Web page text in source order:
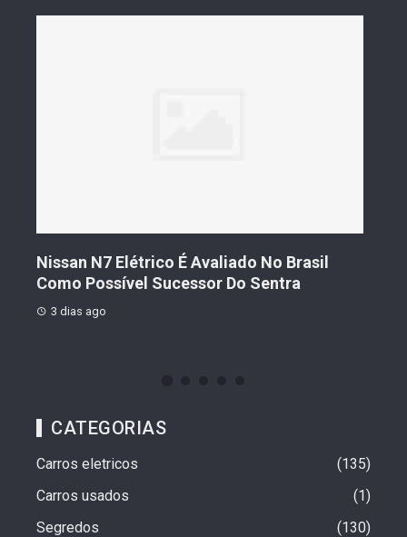
Nissan N7 Elétrico É Avaliado No Brasil
Como Possível Sucessor Do Sentra
3 dias ago
CATEGORIAS
Carros eletricos
135
Carros usados
1
Segredos
130